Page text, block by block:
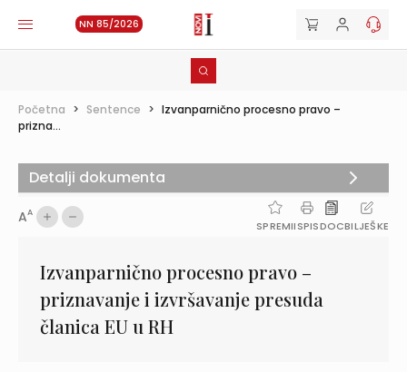
NN 85/2026
Početna > Sentence > Izvanparnično procesno pravo –
prizna...
AA
SPREMIISPISDOCBILJEŠKE
Izvanparnično procesno pravo –
priznavanje i izvršavanje presuda
članica EU u RH
Detalji dokumenta